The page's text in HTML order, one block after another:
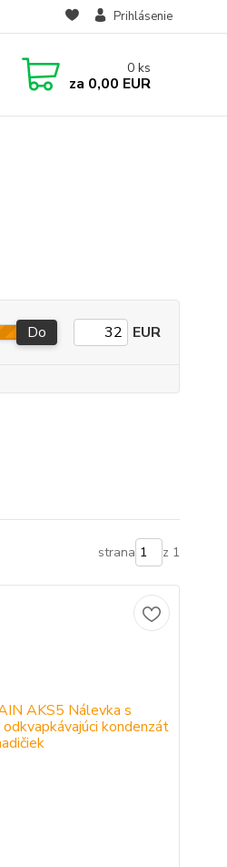
Prihlásenie
0 ks
za 0,00 EUR
Do EUR
strana z 1